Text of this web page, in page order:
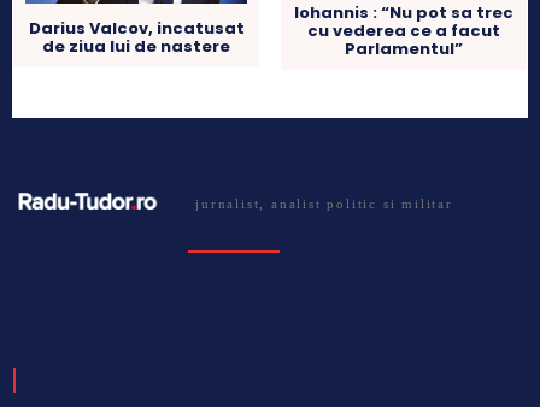
Darius Valcov, incatusat
de ziua lui de nastere
Iohannis : “Nu pot sa trec
cu vederea ce a facut
Parlamentul”
jurnalist, analist politic si militar